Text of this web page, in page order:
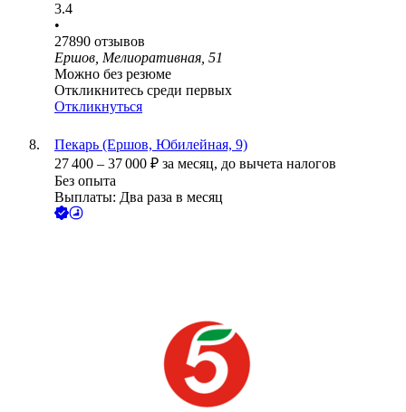
3.4
•
27890 отзывов
Ершов, Мелиоративная, 51
Можно без резюме
Откликнитесь среди первых
Откликнуться
Пекарь (Ершов, Юбилейная, 9)
27 400 – 37 000 ₽ за месяц, до вычета налогов
Без опыта
Выплаты: Два раза в месяц